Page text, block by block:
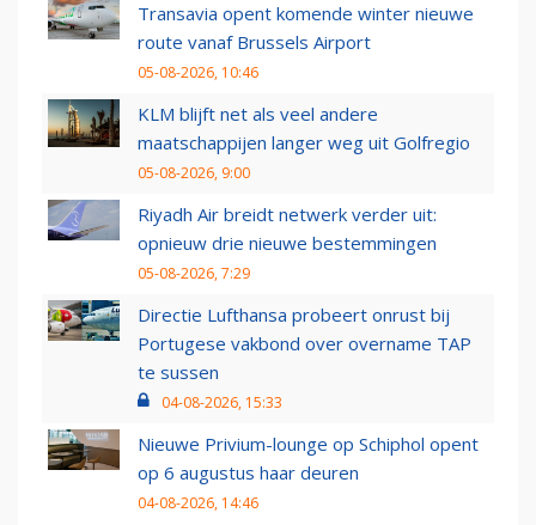
Transavia opent komende winter nieuwe
route vanaf Brussels Airport
05-08-2026, 10:46
KLM blijft net als veel andere
maatschappijen langer weg uit Golfregio
05-08-2026, 9:00
Riyadh Air breidt netwerk verder uit:
opnieuw drie nieuwe bestemmingen
05-08-2026, 7:29
Directie Lufthansa probeert onrust bij
Portugese vakbond over overname TAP
te sussen
04-08-2026, 15:33
Nieuwe Privium-lounge op Schiphol opent
op 6 augustus haar deuren
04-08-2026, 14:46